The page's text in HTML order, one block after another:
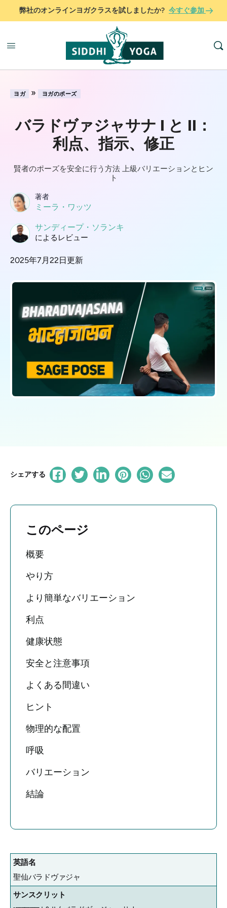
弊社のオンラインヨガクラスを試しましたか? 今すぐ参加
ヨガ » ヨガのポーズ
バラドヴァジャサナ I と II：
利点、指示、修正
賢者のポーズを安全に行う方法 上級バリエーションとヒン
ト
著者
ミーラ・ワッツ
サンディープ・ソランキ
によるレビュー
2025年7月22日更新
シェアする
このページ
概要
やり方
より簡単なバリエーション
利点
健康状態
安全と注意事項
よくある間違い
ヒント
物理的な配置
呼吸
バリエーション
結論
英語名
聖仙バラドヴァジャ
サンスクリット